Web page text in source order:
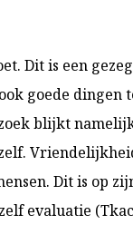
Dit is een
goede
blijkt
Dit is op
evaluatie